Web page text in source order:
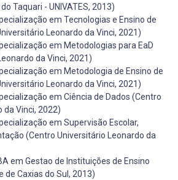
Taquari - UNIVATES, 2013)
em Tecnologias e Ensino de
Leonardo da Vinci, 2021)
em Metodologias para EaD
da Vinci, 2021)
em Metodologia de Ensino de
Leonardo da Vinci, 2021)
em Ciência de Dados (Centro
da Vinci, 2022)
em Supervisão Escolar,
(Centro Universitário Leonardo da
em Gestao de Instituições de Ensino
de Caxias do Sul, 2013)